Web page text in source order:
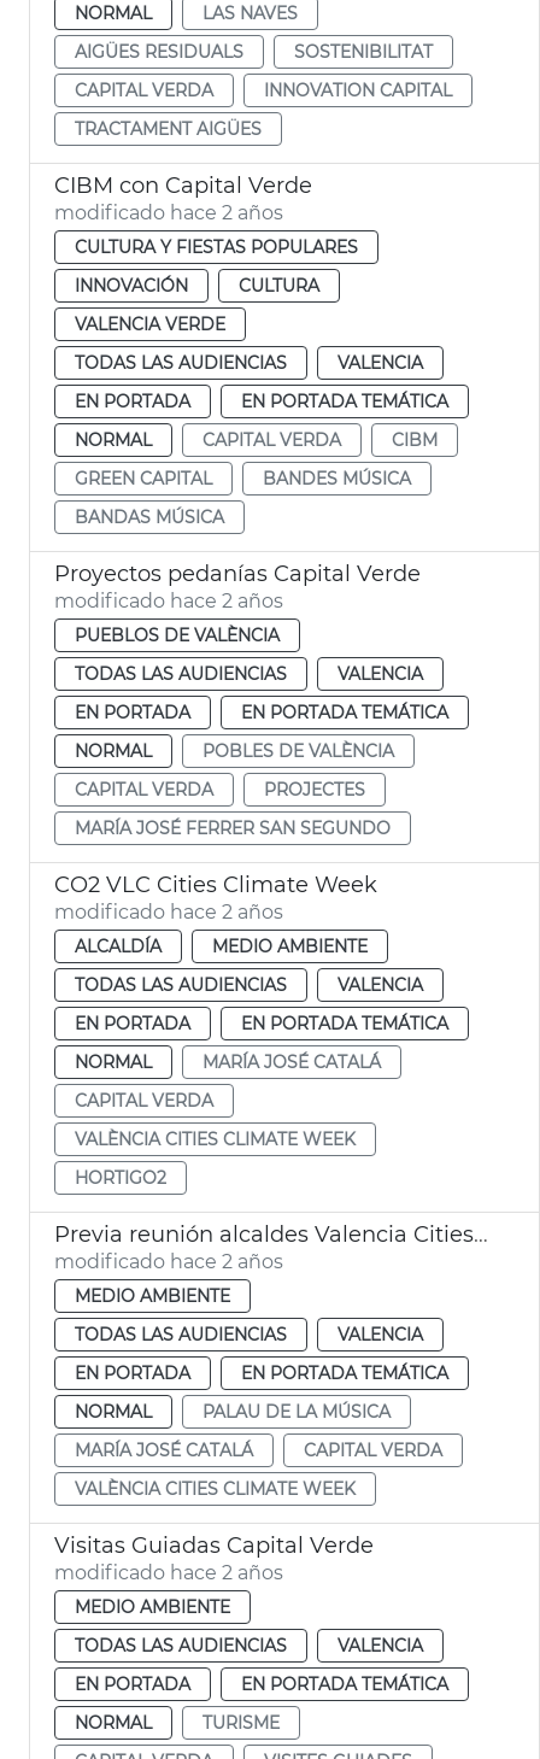
NORMAL
LAS NAVES
AIGÜES RESIDUALS
SOSTENIBILITAT
CAPITAL VERDA
INNOVATION CAPITAL
TRACTAMENT AIGÜES
CIBM con Capital Verde
modificado hace 2 años
CULTURA Y FIESTAS POPULARES
INNOVACIÓN
CULTURA
VALENCIA VERDE
TODAS LAS AUDIENCIAS
VALENCIA
EN PORTADA
EN PORTADA TEMÁTICA
NORMAL
CAPITAL VERDA
CIBM
GREEN CAPITAL
BANDES MÚSICA
BANDAS MÚSICA
Proyectos pedanías Capital Verde
modificado hace 2 años
PUEBLOS DE VALÈNCIA
TODAS LAS AUDIENCIAS
VALENCIA
EN PORTADA
EN PORTADA TEMÁTICA
NORMAL
POBLES DE VALÈNCIA
CAPITAL VERDA
PROJECTES
MARÍA JOSÉ FERRER SAN SEGUNDO
CO2 VLC Cities Climate Week
modificado hace 2 años
ALCALDÍA
MEDIO AMBIENTE
TODAS LAS AUDIENCIAS
VALENCIA
EN PORTADA
EN PORTADA TEMÁTICA
NORMAL
MARÍA JOSÉ CATALÁ
CAPITAL VERDA
VALÈNCIA CITIES CLIMATE WEEK
HORTIGO2
Previa reunión alcaldes Valencia Cities Climate Week
modificado hace 2 años
MEDIO AMBIENTE
TODAS LAS AUDIENCIAS
VALENCIA
EN PORTADA
EN PORTADA TEMÁTICA
NORMAL
PALAU DE LA MÚSICA
MARÍA JOSÉ CATALÁ
CAPITAL VERDA
VALÈNCIA CITIES CLIMATE WEEK
Visitas Guiadas Capital Verde
modificado hace 2 años
MEDIO AMBIENTE
TODAS LAS AUDIENCIAS
VALENCIA
EN PORTADA
EN PORTADA TEMÁTICA
NORMAL
TURISME